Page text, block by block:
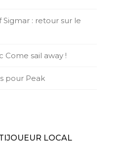
: retour sur le
Come sail away !
pour Peak
LOCAL